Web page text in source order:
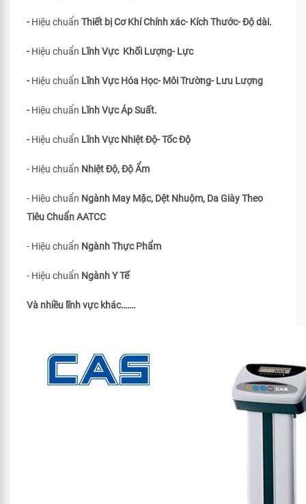
-Hiệu chuẩn Thiết bị Cơ Khí Chính xác- Kích Thước- Độ dài.
-Hiệu chuẩn Lĩnh Vực Khối Lượng- Lực
-Hiệu chuẩn Lĩnh Vực Hóa Học- Môi Trường- Lưu Lượng
-Hiệu chuẩn Lĩnh Vực Áp Suất.
-Hiệu chuẩn Lĩnh Vực Nhiệt Độ- Tốc Độ
- Hiệu chuẩn Nhiệt Độ, Độ Ẩm
- Hiệu chuẩn Ngành May Mặc, Dệt Nhuộm, Da Giày Theo
Tiêu ChuẩnAATCC
- Hiệu chuẩn Ngành Thực Phẩm
- Hiệu chuẩn Ngành Y Tế
Và nhiều lĩnh vực khác…….